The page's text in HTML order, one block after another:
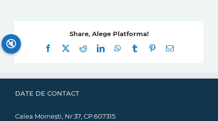
Share, Alege Platforma!
Facebook
RedditLinkedInWhatsApp
Tumblr Pinterest
E-
DATE DE CONTACT
Calea Moinești, Nr:37, CP:607315
🔇